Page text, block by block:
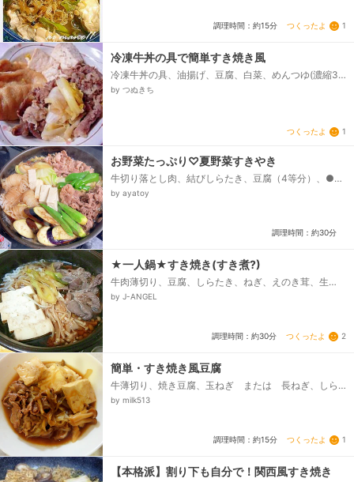
調理時間：約15分 つくったよ 1
冷凍牛丼の具で簡単すき焼き風
冷凍牛丼の具、油揚げ、豆腐、白菜、めんつゆ(濃縮3
倍)
by つぬきち
つくったよ 1
お野菜たっぷり♡夏野菜すきやき
牛切り落とし肉、結びしらたき、豆腐（4等分）、●白
菜（ざく切り）、●オクラ（1/2に切る）、●ピーマン
by ayatoy
調理時間：約30分
★一人鍋★すき焼き(すき煮?)
牛肉薄切り、豆腐、しらたき、ねぎ、えのき茸、生
卵、＜割り下＞、醤油、日本酒、みりん、砂糖
by J-ANGEL
調理時間：約30分 つくったよ 2
簡単・すき焼き風豆腐
牛薄切り、焼き豆腐、玉ねぎ または 長ねぎ、しら
たき（アク抜きしたもの）、しめじやえのき、醤油、
by milk513
調理時間：約15分 つくったよ 1
【本格派】割り下も自分で！関西風すき焼き